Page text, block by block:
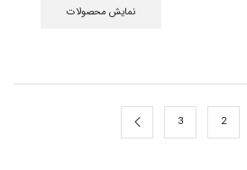
نمایش محصولات
2
3